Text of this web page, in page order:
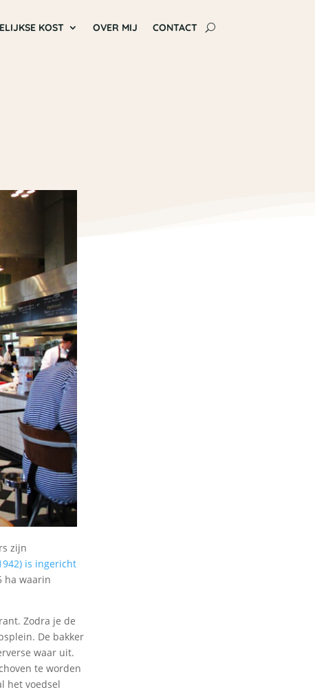
KOST OVER MIJ CONTACT
zijn
is ingericht
ha waarin
Zodra je de
De bakker
waar uit.
te worden
het voedsel